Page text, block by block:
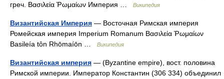
греч. Βασιλεία Ῥωμαίων Империя …
Википедия
Византийская Империя — Восточная Римская империя
Ромейская империя Imperium Romanum Βασιλεία Ῥωμαίων
Basileía tôn Rhōmaíōn …
Википедия
Византийская империя — (Byzantine empire), вост. половина
Римской империи. Император Константин (306 334) объединил